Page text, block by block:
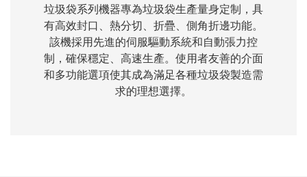
垃圾袋系列機器專為垃圾袋生產量身定制，具
有高效封口、熱分切、折疊、側角折邊功能。
該機採用先進的伺服驅動系統和自動張力控
制，確保穩定、高速生產。使用者友善的介面
和多功能選項使其成為滿足各種垃圾袋製造需
求的理想選擇。